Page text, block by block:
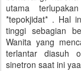
utama
*tepokjidat* . Hal
tinggi sebagian
Wanita yang
terlantar diasuh
sinetron saat ini